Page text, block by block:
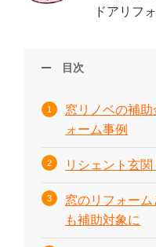
ドアリフ
目次
窓リノベの補
ォーム事例
リシェント玄
窓のリフォー
も補助対象に